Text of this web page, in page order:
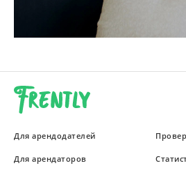
Для арендодателей
Для арендаторов